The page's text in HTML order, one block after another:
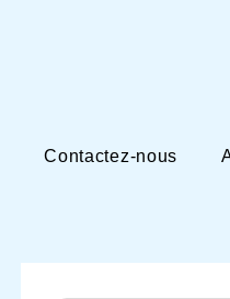
Contactez-nous